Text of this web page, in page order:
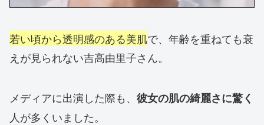
若い頃から透明感のある美肌で、年齢を重ねても衰
えが見られない吉高由里子さん。
メディアに出演した際も、 彼女の肌の綺麗さに驚く
人が多くいました。